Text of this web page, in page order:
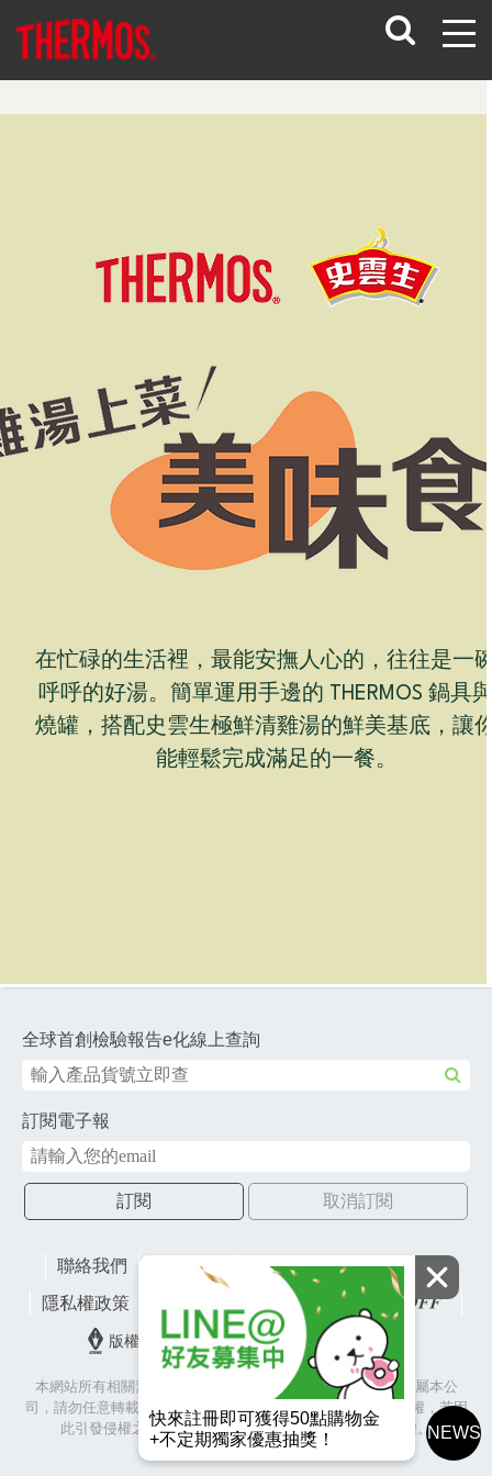
NEWS
快來註冊即可獲得50點購物金
+不定期獨家優惠抽獎！
全球首創檢驗報告e化線上查詢
訂閱電子報
訂閱 取消訂閱
聯絡我們 網站地圖
財團法人有容教育基金會
隱私權政策
lifefactory
版權所有© 2026 皇冠金屬工業股份有限公司
本網站所有相關素材(含照片、圖片、影音、文字等)著作權皆屬本公
司，請勿任意轉載作為商業使用，並籲請尊重各代言人之肖像權，若因
此引發侵權之爭議與訴訟，本公司將保留相關法律追訴權。